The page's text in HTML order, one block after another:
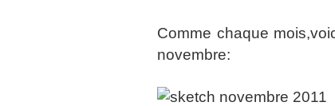
Comme chaque
novembre: